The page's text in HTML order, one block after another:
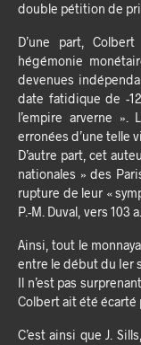
double pétition de
D’une part,
hégémonie
devenues
date fatidique de -
l’empire arverne ».
erronées d’une telle
D’autre part, cet
nationales » des
rupture de leur «
P.-M. Duval, vers 103
Ainsi, tout le
entre le début du Ier
Il n’est pas
Colbert ait été écarté
C’est ainsi que J.